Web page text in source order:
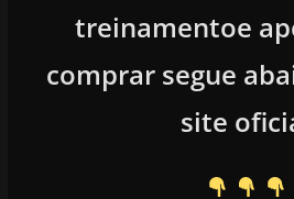
treinamentoe
comprar segue
site